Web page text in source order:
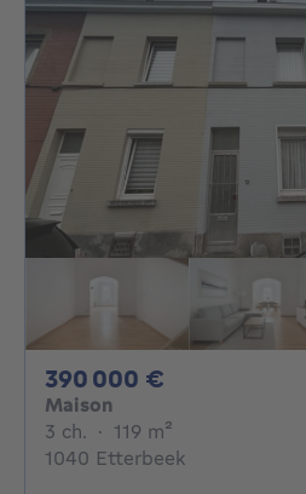
390 000 €
Maison
3 ch. 3 chambres
· 119 m²
1040 Etterbeek